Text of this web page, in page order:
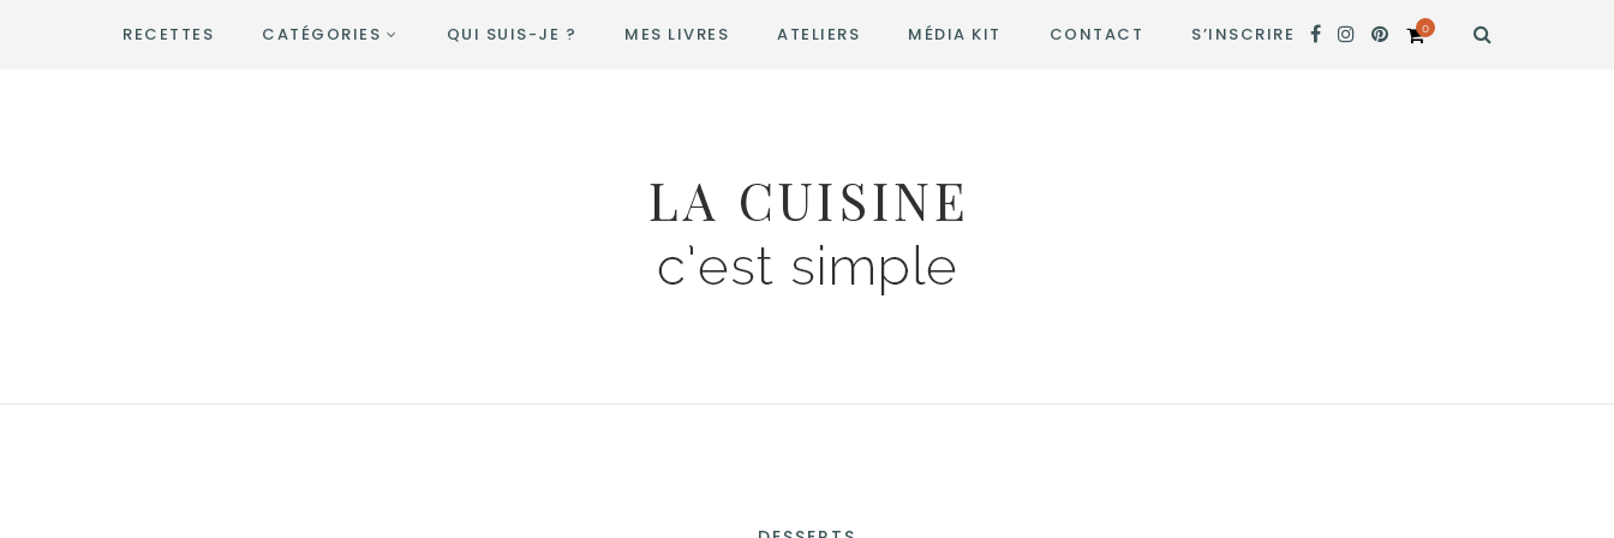
RECETTES CATÉGORIES QUI SUIS-JE ? MES LIVRES ATELIERS MÉDIA KIT CONTACT S’INSCRIRE 0